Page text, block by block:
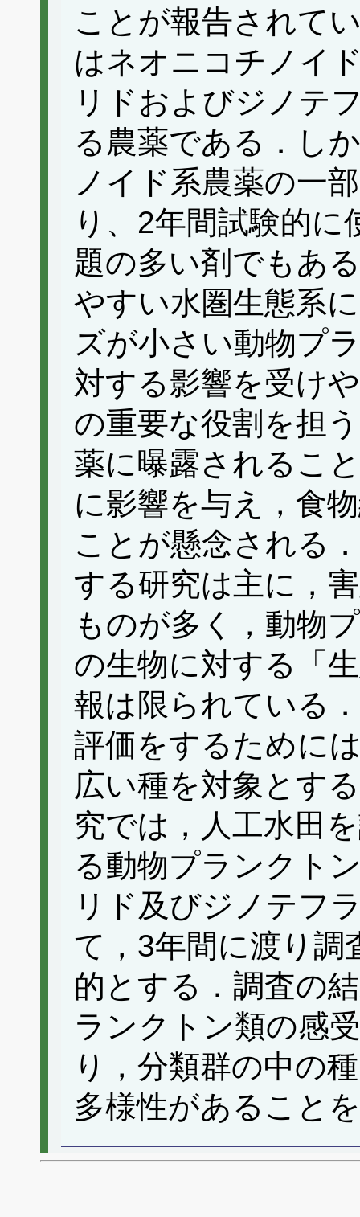
ことが報告されて
はネオニコチノイ
リドおよびジノテ
る農薬である．し
ノイド系農薬の一
り、2年間試験的
題の多い剤でもあ
やすい水圏生態系
ズが小さい動物プ
対する影響を受け
の重要な役割を担
薬に曝露されるこ
に影響を与え，食
ことが懸念される
する研究は主に，
ものが多く，動物
の生物に対する「
報は限られている
評価をするために
広い種を対象とす
究では，人工水田
る動物プランクト
リド及びジノテフ
て，3年間に渡り調
的とする．調査の
ランクトン類の感
り，分類群の中の
多様性があること